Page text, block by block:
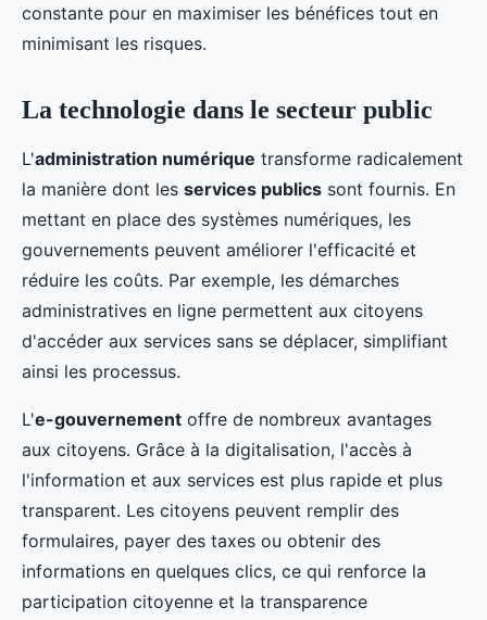
constante pour en maximiser les bénéfices tout en
minimisant les risques.
La technologie dans le secteur public
L'administration numérique transforme radicalement
la manière dont les services publics sont fournis. En
mettant en place des systèmes numériques, les
gouvernements peuvent améliorer l'efficacité et
réduire les coûts. Par exemple, les démarches
administratives en ligne permettent aux citoyens
d'accéder aux services sans se déplacer, simplifiant
ainsi les processus.
L'e-gouvernement offre de nombreux avantages
aux citoyens. Grâce à la digitalisation, l'accès à
l'information et aux services est plus rapide et plus
transparent. Les citoyens peuvent remplir des
formulaires, payer des taxes ou obtenir des
informations en quelques clics, ce qui renforce la
participation citoyenne et la transparence